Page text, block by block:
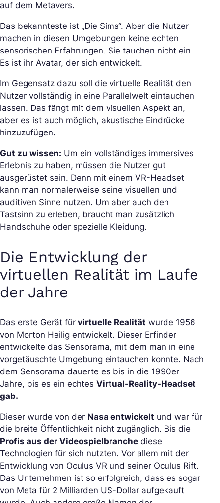
auf dem Metavers.
Das bekannteste ist „Die Sims“. Aber die Nutzer
machen in diesen Umgebungen keine echten
sensorischen Erfahrungen. Sie tauchen nicht ein.
Es ist ihr Avatar, der sich entwickelt.
Im Gegensatz dazu soll die virtuelle Realität den
Nutzer vollständig in eine Parallelwelt eintauchen
lassen. Das fängt mit dem visuellen Aspekt an,
aber es ist auch möglich, akustische Eindrücke
hinzuzufügen.
Gut zu wissen: Um ein vollständiges immersives
Erlebnis zu haben, müssen die Nutzer gut
ausgerüstet sein. Denn mit einem VR-Headset
kann man normalerweise seine visuellen und
auditiven Sinne nutzen. Um aber auch den
Tastsinn zu erleben, braucht man zusätzlich
Handschuhe oder spezielle Kleidung.
Die Entwicklung der
virtuellen Realität im Laufe
der Jahre
Das erste Gerät für virtuelle Realität wurde 1956
von Morton Heilig entwickelt. Dieser Erfinder
entwickelte das Sensorama, mit dem man in eine
vorgetäuschte Umgebung eintauchen konnte. Nach
dem Sensorama dauerte es bis in die 1990er
Jahre, bis es ein echtes Virtual-Reality-Headset
gab.
Dieser wurde von der Nasa entwickelt und war für
die breite Öffentlichkeit nicht zugänglich. Bis die
Profis aus der Videospielbranche diese
Technologien für sich nutzten. Vor allem mit der
Entwicklung von Oculus VR und seiner Oculus Rift.
Das Unternehmen ist so erfolgreich, dass es sogar
von Meta für 2 Milliarden US-Dollar aufgekauft